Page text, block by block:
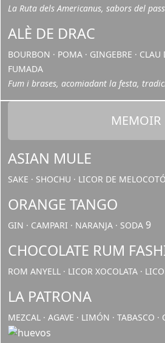
La Ruta dels Americanus, sabors del
ALÈ DE DRAC
BOURBON · POMA · GINGEBRE · CLAU
FUMADA
Fum i brases, acomiadant la festa,
MEMOIR
ASIAN MULE
SAKE · SHOCHU · LICOR DE
ORANGE TANGO
GIN · CAMPARI · NARANJA · SODA 9
CHOCOLATE RUM
ROM ANYELL · LICOR XOCOLATA ·
LA PATRONA
MEZCAL · AGAVE · LIMÓN · TABASCO ·